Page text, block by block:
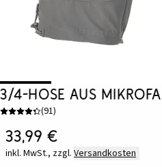
3/4-Hose aus
(91)
33,99 €
inkl. MwSt., zzgl. Versandkosten